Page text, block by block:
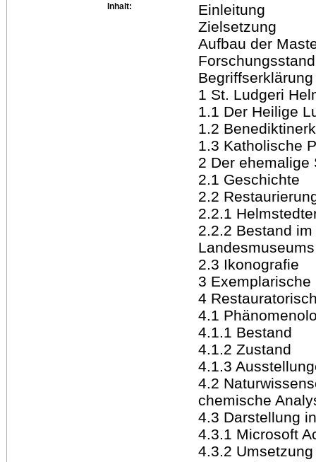
Inhalt:
Einleitung
Zielsetzung
Aufbau der
Forschungsstand
Begriffserklärung
1 St. Ludgeri
1.1 Der Heilige
1.2
1.3 Katholische
2 Der ehemalige
2.1 Geschichte
2.2
2.2.1
2.2.2 Bestand
Landesmuseums
2.3 Ikonografie
3
4
4.1
4.1.1 Bestand
4.1.2 Zustand
4.1.3
4.2
chemische
4.3 Darstellung
4.3.1 Microsoft
4.3.2